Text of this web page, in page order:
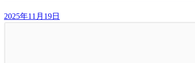
2025年11月19日